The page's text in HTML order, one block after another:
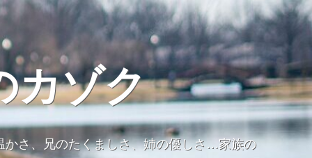
カゾク
かさ、兄のたくましさ、姉の優しさ…家族の